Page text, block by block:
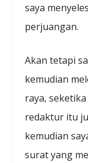
saya
perjuangan.
Akan tetapi
kemudian
raya,
redaktur itu
kemudian
surat yang